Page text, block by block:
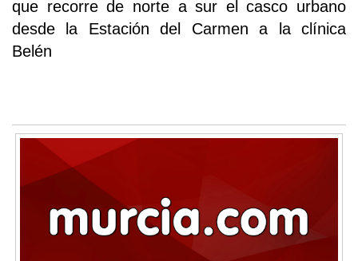
que recorre de norte a sur el casco urbano
desde la Estación del Carmen a la clínica
Belén